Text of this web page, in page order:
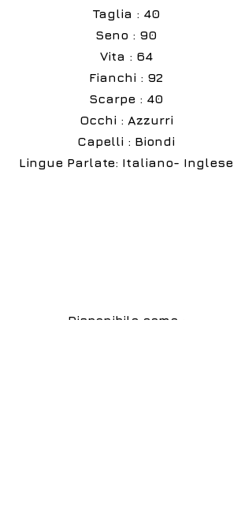
Taglia : 40
Seno : 90
Vita : 64
Fianchi : 92
Scarpe : 40
Occhi : Azzurri
Capelli : Biondi
Lingue Parlate: Italiano- Inglese
Disponibile come :